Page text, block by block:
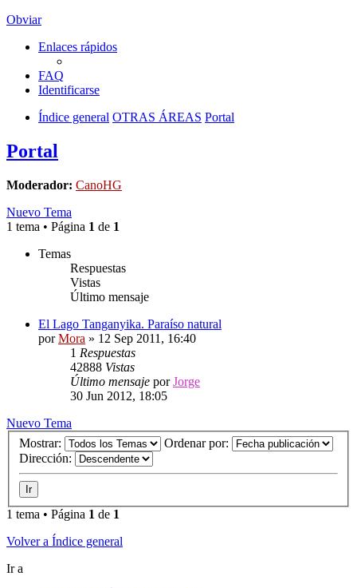
Obviar
Enlaces rápidos
FAQ
Identificarse
Índice general OTRAS ÁREAS Portal
Portal
Moderador: CanoHG
Nuevo Tema
1 tema • Página 1 de 1
Temas
Respuestas
Vistas
Último mensaje
El Lago Tanganyika. Paraíso natural
porMora » 12 Sep 2011, 16:40
1 Respuestas
42888 Vistas
Último mensaje porJorge
30 Jun 2012, 18:05
Nuevo Tema
Mostrar:
Ordenar por:
Dirección:
1 tema • Página 1 de 1
Volver a Índice general
Ir a